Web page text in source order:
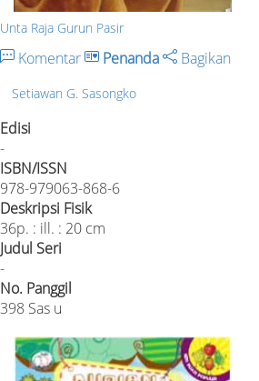
Unta Raja Gurun Pasir
Komentar Penanda Bagikan
Setiawan G. Sasongko
Edisi
-
ISBN/ISSN
978-979063-868-6
Deskripsi Fisik
36p. : ill. : 20 cm
Judul Seri
-
No. Panggil
398 Sas u